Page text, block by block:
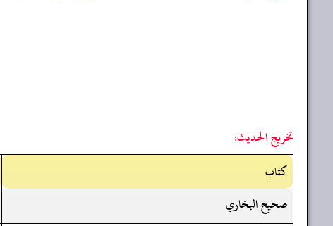
تخريج الحديث:
کتاب
صحيح البخاري